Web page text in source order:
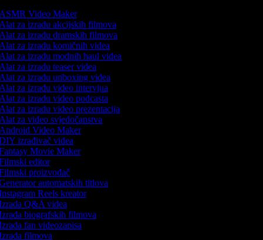
Video Maker
za izradu akcijskih filmova
za izradu dramskih filmova
za izradu komičnih videa
za izradu modnih haul videa
za izradu teaser videa
za izradu unboxing videa
za izradu video intervjua
za izradu video podcasta
za izradu video prezentacija
za video svjedočanstva
Video Maker
izrađivač videa
Movie Maker
editor
proizvođač
automatskih titlova
Reels kreator
Q&A videa
biografskih filmova
fan videozapisa
filmova